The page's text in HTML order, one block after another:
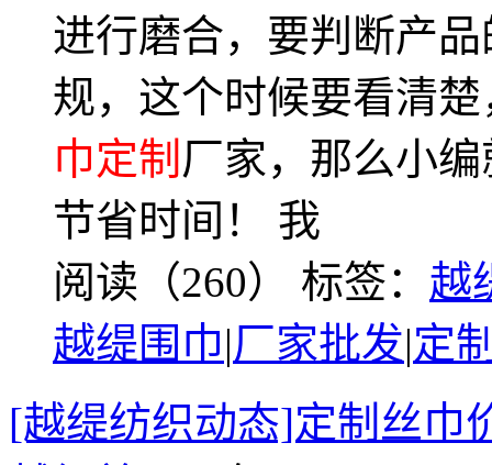
进行磨合，要判断产
规，这个时候要看清
巾定制 厂家，那么小
节省时间！ 我
阅读（260） 标签： 越
越缇围巾|厂家批发|定
[越缇纺织动态]定制丝